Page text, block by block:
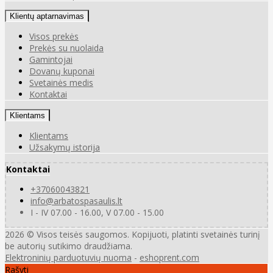
Klientų aptarnavimas
Visos prekės
Prekės su nuolaida
Gamintojai
Dovanų kuponai
Svetainės medis
Kontaktai
Klientams
Klientams
Užsakymų istorija
Kontaktai
+37060043821
info@arbatospasaulis.lt
I - IV 07.00 - 16.00, V 07.00 - 15.00
2026 © Visos teisės saugomos. Kopijuoti, platinti svetainės turinį
be autorių sutikimo draudžiama.
Elektroninių parduotuvių nuoma - eshoprent.com
Rašyti